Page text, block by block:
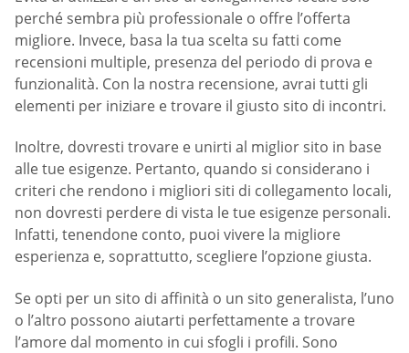
perché sembra più professionale o offre l’offerta
migliore. Invece, basa la tua scelta su fatti come
recensioni multiple, presenza del periodo di prova e
funzionalità. Con la nostra recensione, avrai tutti gli
elementi per iniziare e trovare il giusto sito di incontri.
Inoltre, dovresti trovare e unirti al miglior sito in base
alle tue esigenze. Pertanto, quando si considerano i
criteri che rendono i migliori siti di collegamento locali,
non dovresti perdere di vista le tue esigenze personali.
Infatti, tenendone conto, puoi vivere la migliore
esperienza e, soprattutto, scegliere l’opzione giusta.
Se opti per un sito di affinità o un sito generalista, l’uno
o l’altro possono aiutarti perfettamente a trovare
l’amore dal momento in cui sfogli i profili. Sono